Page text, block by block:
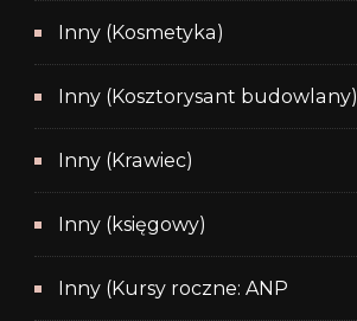
Inny (Kosmetyka)
Inny (Kosztorysant budowlany)
Inny (Krawiec)
Inny (księgowy)
Inny (Kursy roczne: ANP